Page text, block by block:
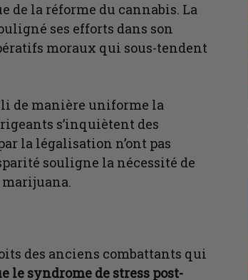
de la réforme du cannabis. La
ses efforts dans son
moraux qui sous-tendent
de manière uniforme la
s’inquiètent des
la légalisation n’ont pas
souligne la nécessité de
des anciens combattants qui
le syndrome de stress post-